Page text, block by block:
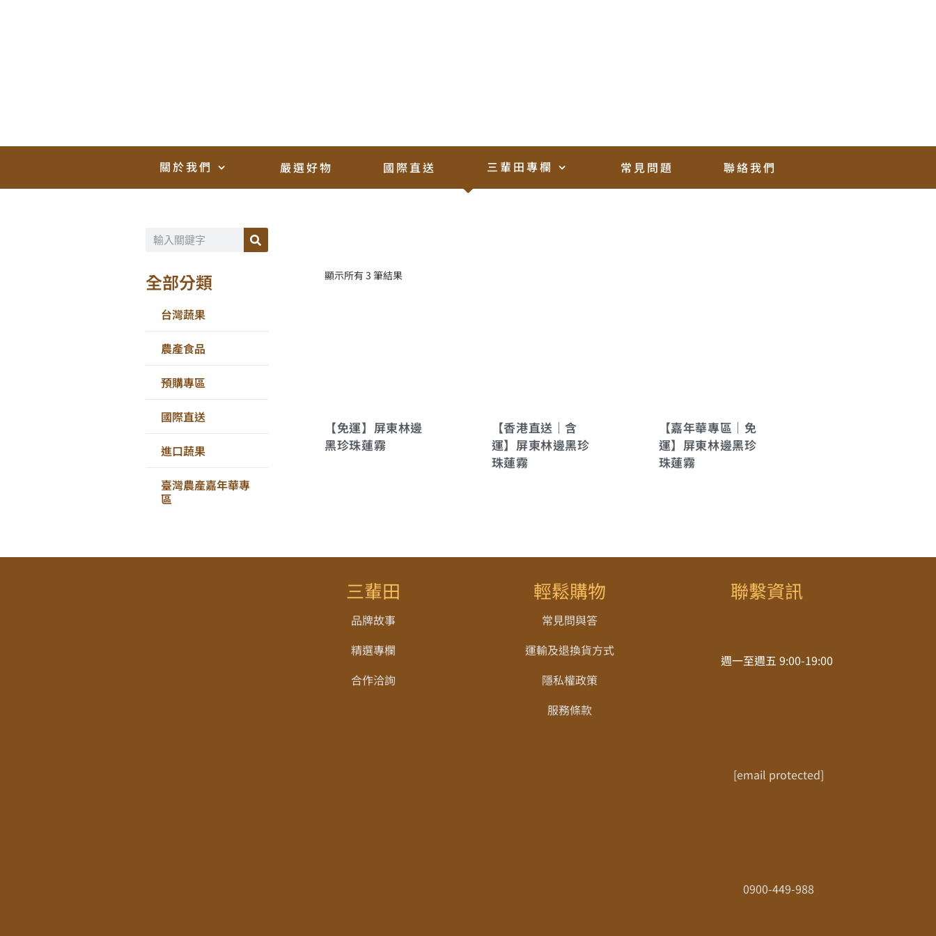
關於我們 嚴選好物 國際直送 三輩田專欄 常見問題 聯絡我們
全部分類
台灣蔬果
農產食品
預購專區
國際直送
進口蔬果
臺灣農產嘉年華專
區
顯示所有 3 筆結果
【免運】屏東林邊
黑珍珠蓮霧
【香港直送｜含
運】屏東林邊黑珍
珠蓮霧
【嘉年華專區｜免
運】屏東林邊黑珍
珠蓮霧
三輩田
品牌故事
精選專欄
合作洽詢
輕鬆購物
常見問與答
運輸及退換貨方式
隱私權政策
服務條款
聯繫資訊
週一至週五 9:00-19:00
[email protected]
0900-449-988